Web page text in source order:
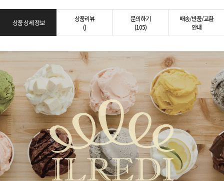
상품 상세 정보
상품리뷰
()
문의하기
(105)
배송/반품/교환
안내